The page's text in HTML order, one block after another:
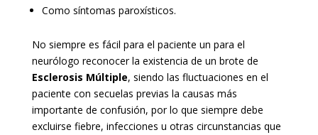
Como síntomas paroxísticos.
No siempre es fácil para el paciente un para el
neurólogo reconocer la existencia de un brote de
Esclerosis Múltiple, siendo las fluctuaciones en el
paciente con secuelas previas la causas más
importante de confusión, por lo que siempre debe
excluirse fiebre, infecciones u otras circunstancias que